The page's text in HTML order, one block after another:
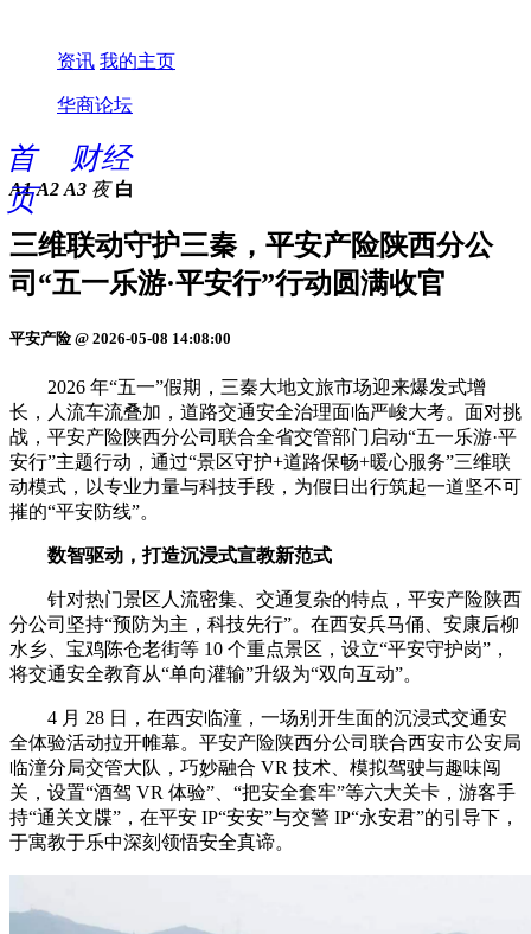
资讯 我的主页
华商论坛
首
页
财经
A1 A2 A3 夜 白
三维联动守护三秦，平安产险陕西分公
司“五一乐游·平安行”行动圆满收官
平安产险 @ 2026-05-08 14:08:00
2026 年“五一”假期，三秦大地文旅市场迎来爆发式增
长，人流车流叠加，道路交通安全治理面临严峻大考。面对挑
战，平安产险陕西分公司联合全省交管部门启动“五一乐游·平
安行”主题行动，通过“景区守护+道路保畅+暖心服务”三维联
动模式，以专业力量与科技手段，为假日出行筑起一道坚不可
摧的“平安防线”。
数智驱动，打造沉浸式宣教新范式
针对热门景区人流密集、交通复杂的特点，平安产险陕西
分公司坚持“预防为主，科技先行”。在西安兵马俑、安康后柳
水乡、宝鸡陈仓老街等 10 个重点景区，设立“平安守护岗”，
将交通安全教育从“单向灌输”升级为“双向互动”。
4 月 28 日，在西安临潼，一场别开生面的沉浸式交通安
全体验活动拉开帷幕。平安产险陕西分公司联合西安市公安局
临潼分局交管大队，巧妙融合 VR 技术、模拟驾驶与趣味闯
关，设置“酒驾 VR 体验”、“把安全套牢”等六大关卡，游客手
持“通关文牒”，在平安 IP“安安”与交警 IP“永安君”的引导下，
于寓教于乐中深刻领悟安全真谛。